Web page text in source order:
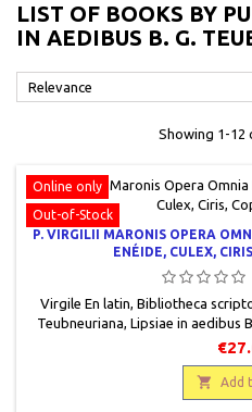
LIST OF BOOKS BY
IN AEDIBUS B. G.
Relevance
Showing 1-12
Online only
Out-of-Stock
P. VIRGILII MARONIS OPERA
ENÉIDE, CULEX,
Virgile En latin, Bibliotheca
Teubneuriana, Lipsiae in aedibus
pages, relié, occasion. Demi
marbrés assortis.
 Add